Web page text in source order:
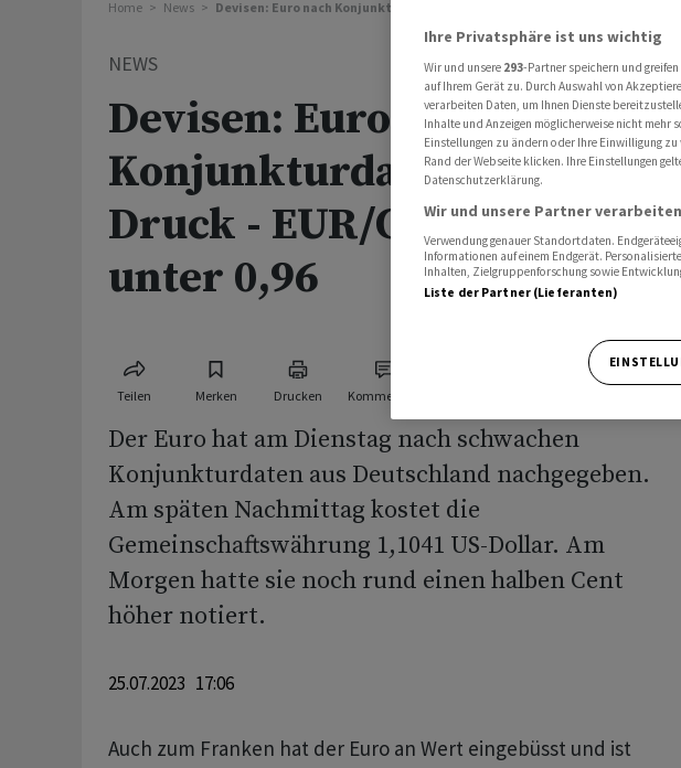
Home News Devisen: Euro nach Konjunkturdaten unter Druck - EUR/CHF klar unter 0,96
NEWS
Devisen: Euro nach
Konjunkturdaten unter
Druck - EUR/CHF klar
unter 0,96
Teilen Merken Drucken Kommentare
Der Euro hat am Dienstag nach schwachen
Konjunkturdaten aus Deutschland nachgegeben.
Am späten Nachmittag kostet die
Gemeinschaftswährung 1,1041 US-Dollar. Am
Morgen hatte sie noch rund einen halben Cent
höher notiert.
25.07.2023 17:06
Auch zum Franken hat der Euro an Wert eingebüsst und ist
Ihre Privatsphäre ist uns wichtig
Wir und unsere 293-Partner speichern und
auf Ihrem Gerät zu. Durch Auswahl von
verarbeiten Daten, um Ihnen Dienste
Inhalte und Anzeigen möglicherweise nicht mehr
Einstellungen zu ändern oder Ihre Einwilligung
Rand der Webseite klicken. Ihre Einstellungen
Datenschutzerklärung.
Wir und unsere Partner
Verwendung genauer Standortdaten.
Informationen auf einem Endgerät.
Inhalten, Zielgruppenforschung sowie
Liste der Partner (Lieferanten)